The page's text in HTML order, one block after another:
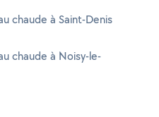
chaude à Saint-Denis
chaude à Noisy-le-